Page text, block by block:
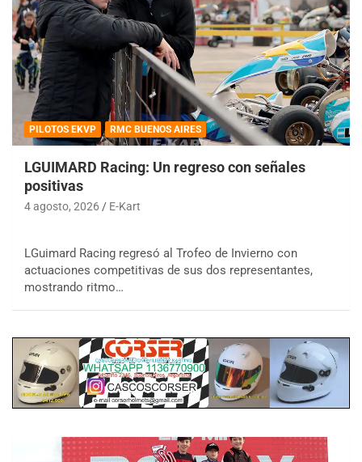
PILOTOS EKVP RMC BUENOS AIRES
LGUIMARD Racing: Un regreso con señales
positivas
4 agosto, 2026 E-Kart
LGuimard Racing regresó al Trofeo de Invierno con
actuaciones competitivas de sus dos representantes,
mostrando ritmo…